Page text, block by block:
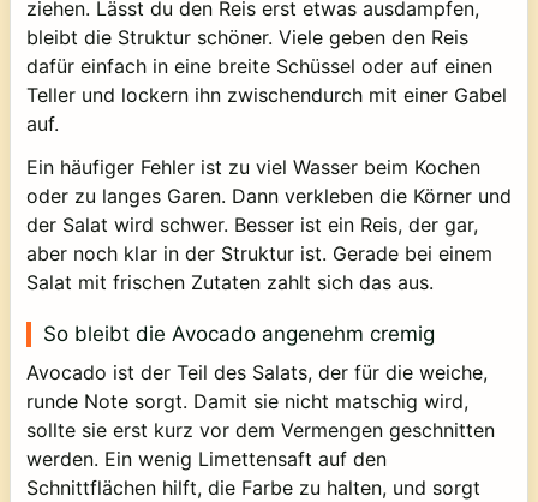
ziehen. Lässt du den Reis erst etwas ausdampfen,
bleibt die Struktur schöner. Viele geben den Reis
dafür einfach in eine breite Schüssel oder auf einen
Teller und lockern ihn zwischendurch mit einer Gabel
auf.
Ein häufiger Fehler ist zu viel Wasser beim Kochen
oder zu langes Garen. Dann verkleben die Körner und
der Salat wird schwer. Besser ist ein Reis, der gar,
aber noch klar in der Struktur ist. Gerade bei einem
Salat mit frischen Zutaten zahlt sich das aus.
So bleibt die Avocado angenehm cremig
Avocado ist der Teil des Salats, der für die weiche,
runde Note sorgt. Damit sie nicht matschig wird,
sollte sie erst kurz vor dem Vermengen geschnitten
werden. Ein wenig Limettensaft auf den
Schnittflächen hilft, die Farbe zu halten, und sorgt